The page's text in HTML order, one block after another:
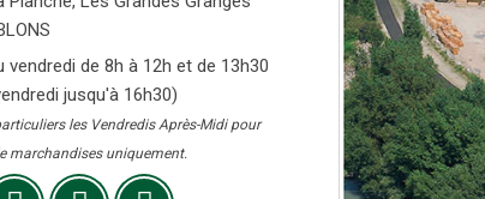
vendredi de 8h à 12h et de 13h30
jusqu'à 16h30)
les Vendredis Après-Midi pour
marchandises uniquement.